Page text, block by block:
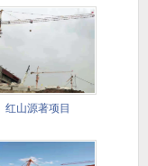
红山源著项目